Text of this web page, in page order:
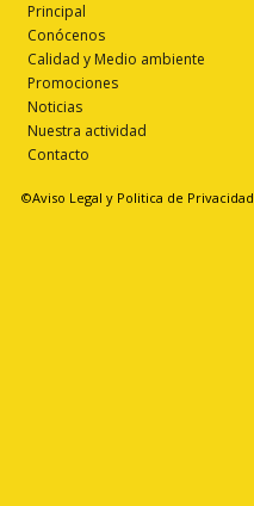
Principal
Conócenos
Calidad y Medio ambiente
Promociones
Noticias
Nuestra actividad
Contacto
©Aviso Legal y Politica de Privacidad